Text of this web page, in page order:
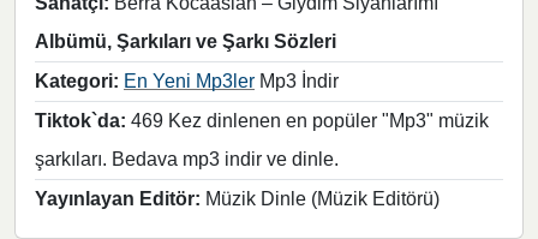
Albümü, Şarkıları ve Şarkı Sözleri
Kategori: En Yeni Mp3ler Mp3 İndir
Tiktok`da: 469 Kez dinlenen en popüler "Mp3" müzik
şarkıları. Bedava mp3 indir ve dinle.
Yayınlayan Editör: Müzik Dinle (Müzik Editörü)